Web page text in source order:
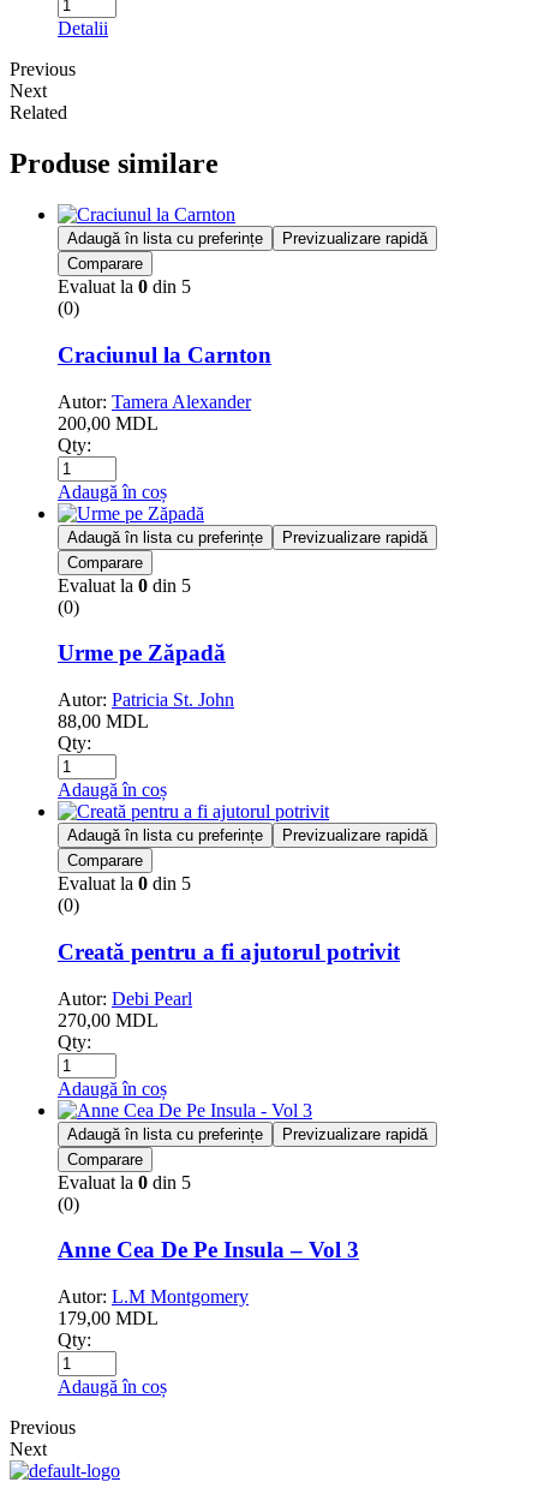
Detalii
Previous
Next
Related
Produse similare
Adaugă în lista cu preferințe
Previzualizare rapidă
Comparare
Evaluat la 0 din 5
(0)
Craciunul la Carnton
Autor: Tamera Alexander
200,00 MDL
Qty:
Adaugă în coș
Adaugă în lista cu preferințe
Previzualizare rapidă
Comparare
Evaluat la 0 din 5
(0)
Urme pe Zăpadă
Autor: Patricia St. John
88,00 MDL
Qty:
Adaugă în coș
Adaugă în lista cu preferințe
Previzualizare rapidă
Comparare
Evaluat la 0 din 5
(0)
Creată pentru a fi ajutorul potrivit
Autor: Debi Pearl
270,00 MDL
Qty:
Adaugă în coș
Adaugă în lista cu preferințe
Previzualizare rapidă
Comparare
Evaluat la 0 din 5
(0)
Anne Cea De Pe Insula – Vol 3
Autor: L.M Montgomery
179,00 MDL
Qty:
Adaugă în coș
Previous
Next